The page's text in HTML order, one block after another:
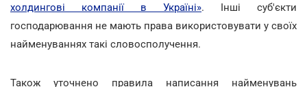
холдингові компанії в Україні». Інші суб'єкти
господарювання не мають права використовувати у своїх
найменуваннях такі словосполучення.
Також уточнено правила написання найменувань